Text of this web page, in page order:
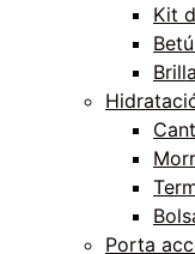
Kit
Porta